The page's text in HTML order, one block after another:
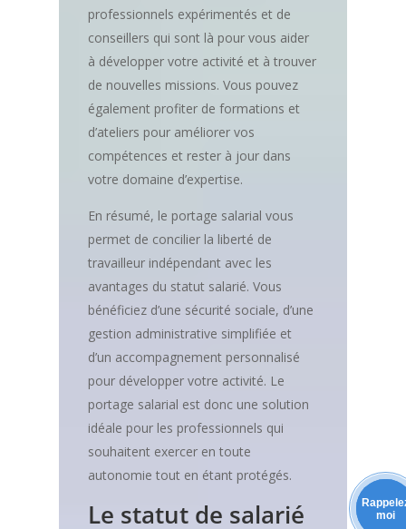
professionnels expérimentés et de
conseillers qui sont là pour vous aider
à développer votre activité et à trouver
de nouvelles missions. Vous pouvez
également profiter de formations et
d’ateliers pour améliorer vos
compétences et rester à jour dans
votre domaine d’expertise.
En résumé, le portage salarial vous
permet de concilier la liberté de
travailleur indépendant avec les
avantages du statut salarié. Vous
bénéficiez d’une sécurité sociale, d’une
gestion administrative simplifiée et
d’un accompagnement personnalisé
pour développer votre activité. Le
portage salarial est donc une solution
idéale pour les professionnels qui
souhaitent exercer en toute
autonomie tout en étant protégés.
Le statut de salarié
moi